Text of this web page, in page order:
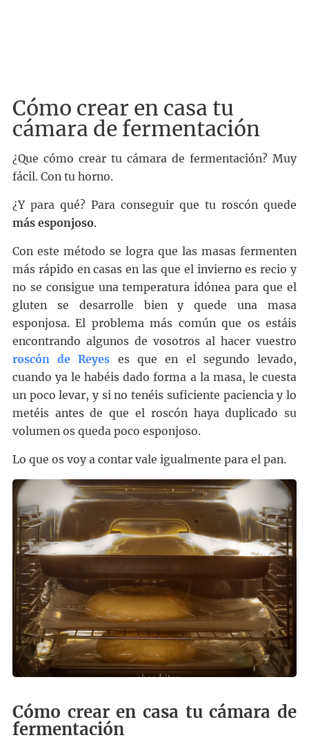
Cómo crear en casa tu
cámara de fermentación
¿Que cómo crear tu cámara de fermentación? Muy
fácil. Con tu horno.
¿Y para qué? Para conseguir que tu roscón quede
más esponjoso.
Con este método se logra que las masas fermenten
más rápido en casas en las que el invierno es recio y
no se consigue una temperatura idónea para que el
gluten se desarrolle bien y quede una masa
esponjosa. El problema más común que os estáis
encontrando algunos de vosotros al hacer vuestro
roscón de Reyes es que en el segundo levado,
cuando ya le habéis dado forma a la masa, le cuesta
un poco levar, y si no tenéis suficiente paciencia y lo
metéis antes de que el roscón haya duplicado su
volumen os queda poco esponjoso.
Lo que os voy a contar vale igualmente para el pan.
Cómo crear en casa tu cámara de
fermentación